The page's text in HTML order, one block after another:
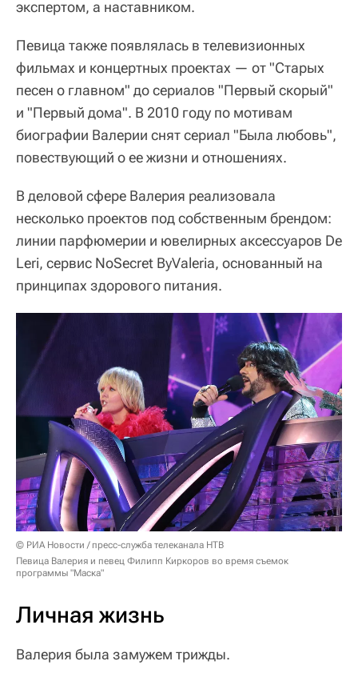
экспертом, а наставником.
Певица также появлялась в телевизионных
фильмах и концертных проектах — от "Старых
песен о главном" до сериалов "Первый скорый"
и "Первый дома". В 2010 году по мотивам
биографии Валерии снят сериал "Была любовь",
повествующий о ее жизни и отношениях.
В деловой сфере Валерия реализовала
несколько проектов под собственным брендом:
линии парфюмерии и ювелирных аксессуаров De
Leri, сервис NoSecret ByValeria, основанный на
принципах здорового питания.
© РИА Новости / пресс-служба телеканала НТВ
Певица Валерия и певец Филипп Киркоров во время съемок
программы "Маска"
Личная жизнь
Валерия была замужем трижды.